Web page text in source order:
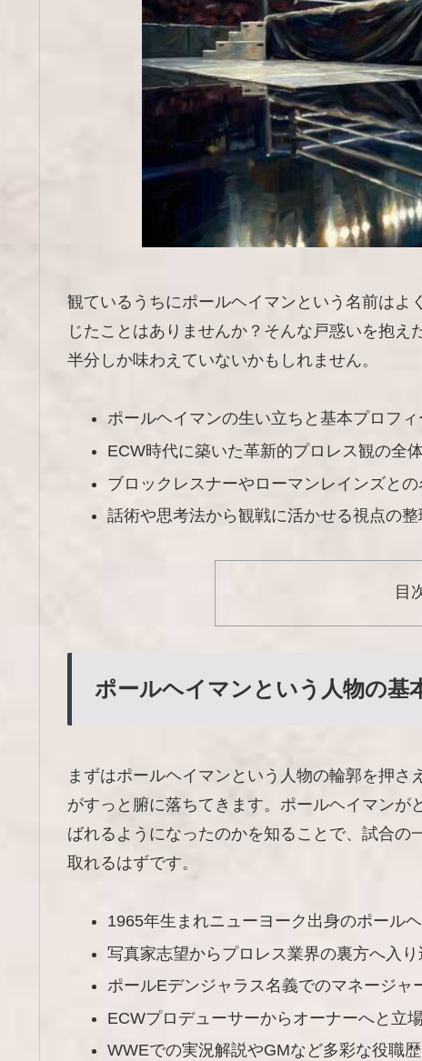
観ているうちにポールヘイマンという名前は
じたことはありませんか？そんな戸惑いを抱
半分しか味わえていないかもしれません。
ポールヘイマンの生い立ちと基本プロフィ
ECW時代に築いた革新的プロレス観の全
ブロックレスナーやローマンレインズと
話術や思考法から観戦に活かせる視点の整
目
ポールヘイマンという人物の基
まずはポールヘイマンという人物の輪郭を押
がすっと腑に落ちてきます。ポールヘイマン
ばれるようになったのかを知ることで、試合の
取れるはずです。
1965年生まれニューヨーク出身のポール
写真家志望からプロレス業界の裏方へ入
ポールEデンジャラス名義でのマネージャ
ECWプロデューサーからオーナーへと立
WWEでの実況解説やGMなど多彩な役職歴